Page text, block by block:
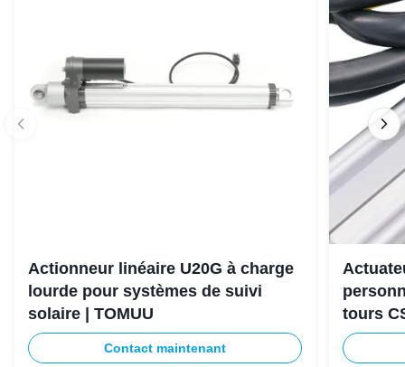
Actionneur linéaire U20G à charge
lourde pour systèmes de suivi
solaire | TOMUU
Contact maintenant
tours